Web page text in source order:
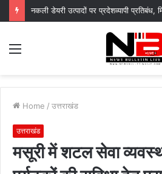
Menu
Home / उत्तराखंड
उत्तराखंड
मसूरी में शटल सेवा